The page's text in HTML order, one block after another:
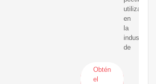
utilizadas
en
la
industria
de
Obtén
el